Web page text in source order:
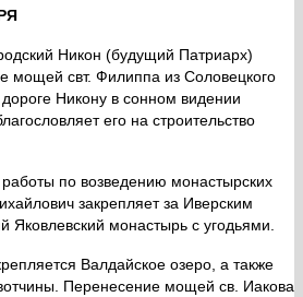
Никон (будущий Патриарх)
мощей свт. Филиппа из Соловецкого
Никону в сонном видении
его на строительство
по возведению монастырских
закрепляет за Иверским
Яковлевский монастырь с угодьями.
Валдайское озеро, а также
Перенесение мощей св. Иакова